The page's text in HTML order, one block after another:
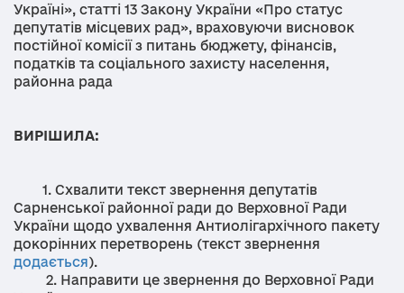
Україні», статті 13 Закону України «Про статус
депутатів місцевих рад», враховуючи висновок
постійної комісії з питань бюджету, фінансів,
податків та соціального захисту населення,
районна рада
ВИРІШИЛА:
1. Схвалити текст звернення депутатів
Сарненської районної ради до Верховної Ради
України щодо ухвалення Антиолігархічного пакету
докорінних перетворень (текст звернення
додається).
2. Направити це звернення до Верховної Ради